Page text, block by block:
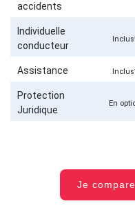
accidents
Individuelle
conducteur
Assistance
Protection
Juridique
En
Je